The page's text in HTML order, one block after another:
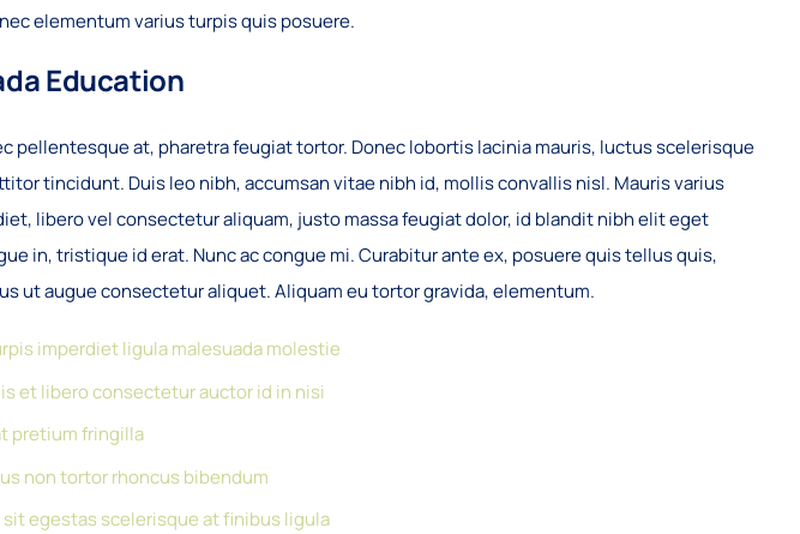
elementum varius turpis quis posuere.
Education
pellentesque at, pharetra feugiat tortor. Donec lobortis lacinia mauris, luctus scelerisque
tincidunt. Duis leo nibh, accumsan vitae nibh id, mollis convallis nisl. Mauris varius
libero vel consectetur aliquam, justo massa feugiat dolor, id blandit nibh elit eget
in, tristique id erat. Nunc ac congue mi. Curabitur ante ex, posuere quis tellus quis,
ut augue consectetur aliquet. Aliquam eu tortor gravida, elementum.
imperdiet ligula malesuada molestie
et libero consectetur auctor id in nisi
pretium fringilla
non tortor rhoncus bibendum
sit egestas scelerisque at finibus ligula